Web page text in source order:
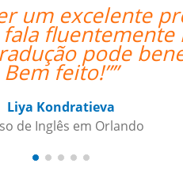
positivos
Lila,